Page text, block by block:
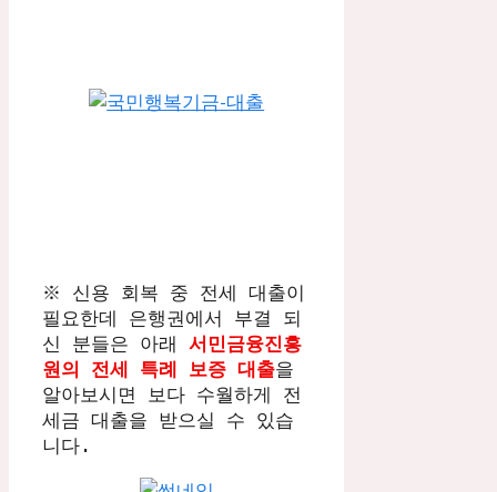
※ 신용 회복 중 전세 대출이
필요한데 은행권에서 부결 되
신 분들은 아래 서민금융진흥
원의 전세 특례 보증 대출을
알아보시면 보다 수월하게 전
세금 대출을 받으실 수 있습
니다.